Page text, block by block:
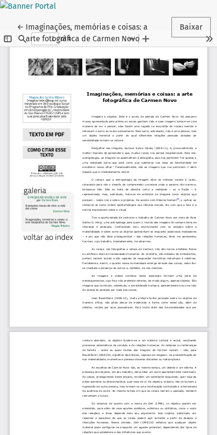
← Voltar aos Detalhes do Artigo
Imaginações, memórias e coisas: a
arte fotográfica de Carmen Novo
Baixar